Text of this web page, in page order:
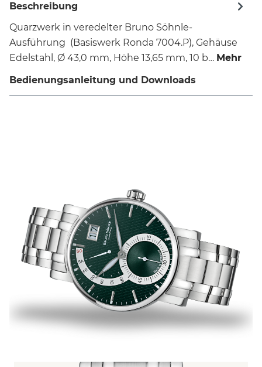
Beschreibung
Quarzwerk in veredelter Bruno Söhnle-
Ausführung (Basiswerk Ronda 7004.P), Gehäuse
Edelstahl, Ø 43,0 mm, Höhe 13,65 mm, 10 b… Mehr
Bedienungsanleitung und Downloads